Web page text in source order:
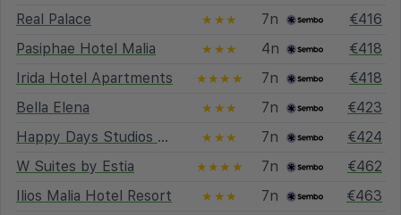
Real Palace
★★★ 7n
€416
Pasiphae Hotel Malia
★★★ 4n
€418
Irida Hotel Apartments
★★★★ 7n
€418
Bella Elena
★★★ 7n
€423
Happy Days Studios Malia
★★★ 7n
€424
W Suites by Estia
★★★★ 7n
€462
Ilios Malia Hotel Resort
★★★ 7n
€463